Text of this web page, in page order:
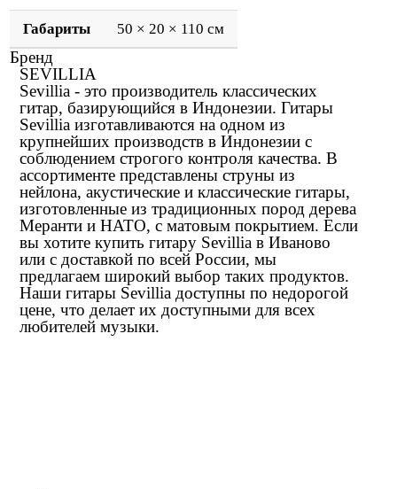
Габариты 50 × 20 × 110 см
Бренд
SEVILLIA
Sevillia - это производитель классических
гитар, базирующийся в Индонезии. Гитары
Sevillia изготавливаются на одном из
крупнейших производств в Индонезии с
соблюдением строгого контроля качества. В
ассортименте представлены струны из
нейлона, акустические и классические гитары,
изготовленные из традиционных пород дерева
Меранти и НАТО, с матовым покрытием. Если
вы хотите купить гитару Sevillia в Иваново
или с доставкой по всей России, мы
предлагаем широкий выбор таких продуктов.
Наши гитары Sevillia доступны по недорогой
цене, что делает их доступными для всех
любителей музыки.